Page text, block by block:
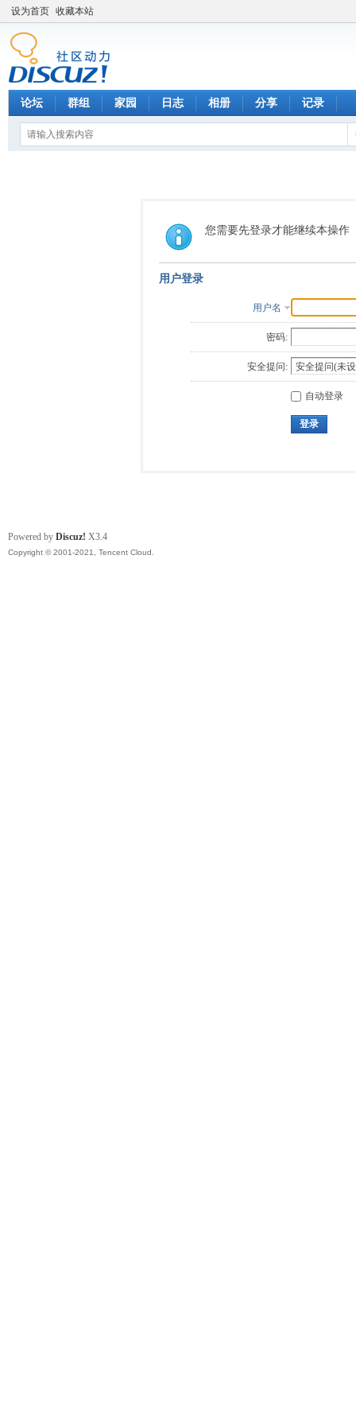
设为首页 收藏本站
论坛 群组 家园 日志 相册 分享 记录
您需要先登录才能继续本操作
用户登录
用户名
密码:
安全提问:
自动登录
登录
Powered by Discuz! X3.4
Copyright © 2001-2021, Tencent Cloud.